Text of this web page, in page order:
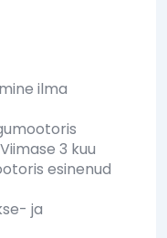
ilma
3 kuu
esinenud
ja